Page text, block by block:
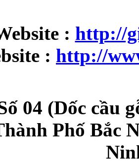
: http://
: http://
04 (Dốc cầu
Phố Bắc